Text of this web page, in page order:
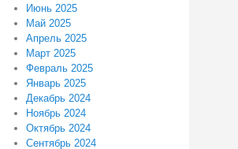
Июнь 2025
Май 2025
Апрель 2025
Март 2025
Февраль 2025
Январь 2025
Декабрь 2024
Ноябрь 2024
Октябрь 2024
Сентябрь 2024